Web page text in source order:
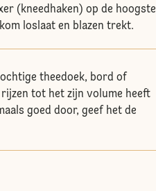
(kneedhaken) op de hoogste
loslaat en blazen trekt.
theedoek, bord of
tot het zijn volume heeft
goed door, geef het de